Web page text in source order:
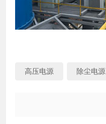
高压电源 除尘电源